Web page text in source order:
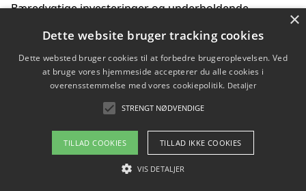
Bæredygtige investeringer og underholdende
Sådan kan online møder for virksomheder fremme
grønne investeringer
Copyright 2026 - Pilanto Aps
Om / kontakt
×
Dette website bruger tracking cookies
Dette websted bruger cookies til at forbedre brugeroplevelsen. Ved
at bruge vores hjemmeside accepterer du alle cookies i
overensstemmelse med vores cookiepolitik. Detaljer
STRENGT NØDVENDIGE
TILLAD COOKIES TILLAD IKKE COOKIES
VIS DETALJER